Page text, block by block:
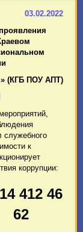
03.02.2022
(КГБ ПОУ АПТ)
служебного
к
коррупции:
412 46
62